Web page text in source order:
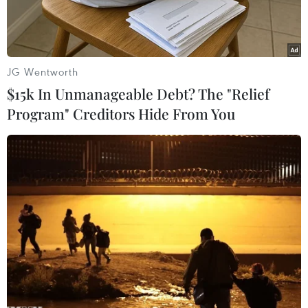
Ảnh chỉ có tính chất minh họa. (Nguồn: Hùng Võ/Vietnam+)
Liên quan đến thông tin thời gian gần đây có
tình trạng đổ trộm chất thải ven sông Hồng
thuộc khu vực giáp ranh tỉnh Nam Định với tỉnh
Thái Bình, Tổng cục Môi trường (Bộ Tài nguyên
JG Wentworth
$15k In Unmanageable Debt? The "Relief
Program" Creditors Hide From You